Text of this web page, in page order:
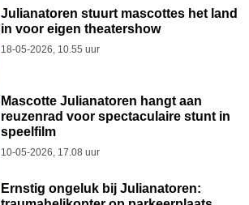
Julianatoren stuurt mascottes het land
in voor eigen theatershow
18-05-2026, 10.55 uur
Mascotte Julianatoren hangt aan
reuzenrad voor spectaculaire stunt in
speelfilm
10-05-2026, 17.08 uur
Ernstig ongeluk bij Julianatoren: